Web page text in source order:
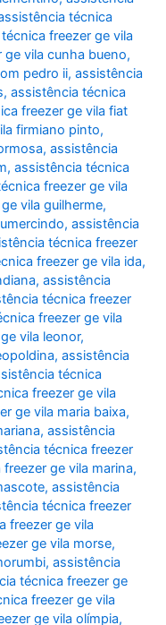
técnica
freezer ge vila
vila cunha bueno,
pedro ii,assistência
,assistência técnica
freezer ge vila fiat
firmiano pinto,
,assistência
,assistência técnica
freezer ge vila
vila guilherme,
,assistência
técnica freezer
freezer ge vila ida,
,assistência
técnica freezer
freezer ge vila
vila leonor,
,assistência
técnica
freezer ge vila
ge vila maria baixa,
,assistência
técnica freezer
ge vila marina,
,assistência
técnica freezer
freezer ge vila
ge vila morse,
,assistência
técnica freezer ge
freezer ge vila
ge vila olímpia,